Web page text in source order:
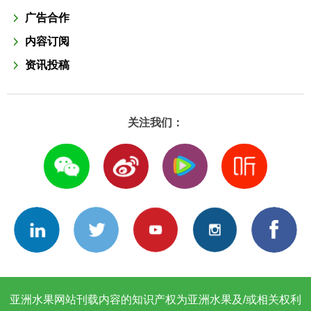
广告合作
内容订阅
资讯投稿
关注我们：
亚洲水果网站刊载内容的知识产权为亚洲水果及/或相关权利